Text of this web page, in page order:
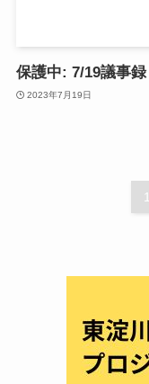
保護中: 7/19議事録
2023年7月19日
1